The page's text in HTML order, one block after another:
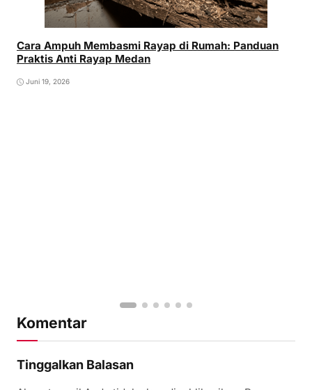
Cara Ampuh Membasmi Rayap di Rumah: Panduan
Praktis Anti Rayap Medan
Juni 19, 2026
Komentar
Tinggalkan Balasan